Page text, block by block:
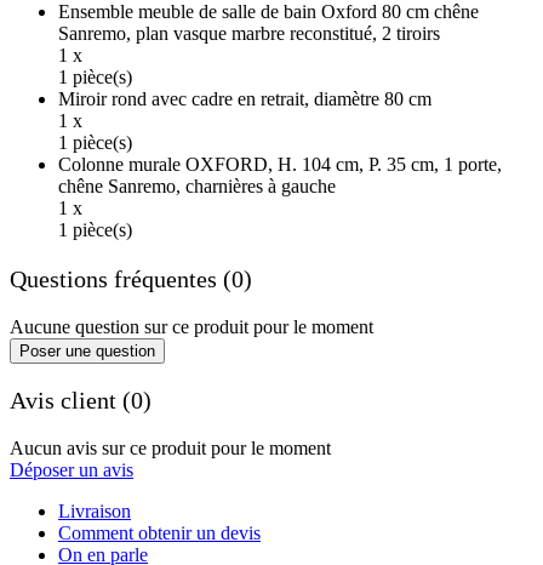
Ensemble meuble de salle de bain Oxford 80 cm chêne
Sanremo, plan vasque marbre reconstitué, 2 tiroirs
1 x
1 pièce(s)
Miroir rond avec cadre en retrait, diamètre 80 cm
1 x
1 pièce(s)
Colonne murale OXFORD, H. 104 cm, P. 35 cm, 1 porte,
chêne Sanremo, charnières à gauche
1 x
1 pièce(s)
Questions fréquentes (0)
Aucune question sur ce produit pour le moment
Poser une question
Avis client (0)
Aucun avis sur ce produit pour le moment
Déposer un avis
Livraison
Comment obtenir un devis
On en parle